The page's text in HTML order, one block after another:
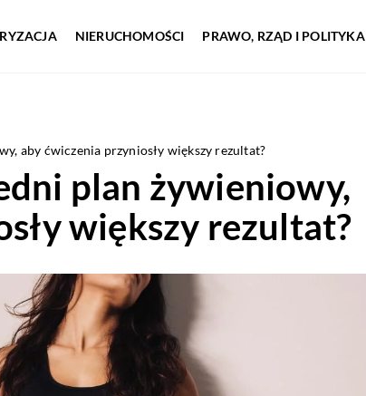
NIERUCHOMOŚCI PRAWO, RZĄD I POLITYKA
aby ćwiczenia przyniosły większy rezultat?
plan żywieniowy,
większy rezultat?